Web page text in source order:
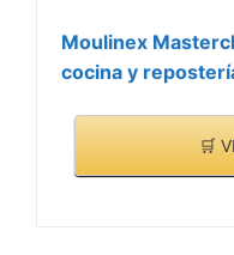
Moulinex
cocina y
🛒